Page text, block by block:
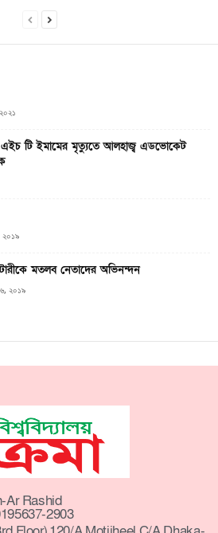
এইচ টি ইমামের মৃত্যুতে আলহাজ্ব এডভোকেট
২০১৯
মতলব নেতাদের অভিনন্দন
২০১৯
Ar Rashid
2903